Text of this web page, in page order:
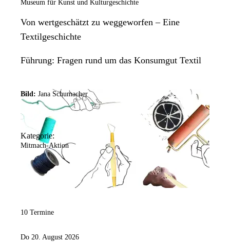
Museum für Kunst und Kulturgeschichte
Von wertgeschätzt zu weggeworfen – Eine
Textilgeschichte
Führung: Fragen rund um das Konsumgut Textil
Bild: Jana Schumacher
Kategorie:
Mitmach-Aktion
10 Termine
Do 20. August 2026